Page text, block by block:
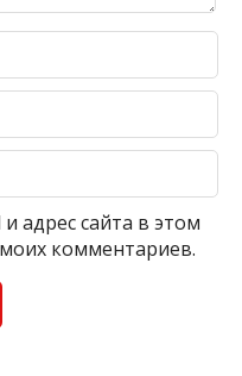
адрес сайта в этом
комментариев.